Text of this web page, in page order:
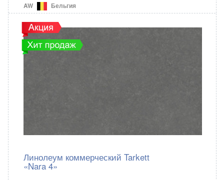
AW Бельгия
Линолеум коммерческий Tarkett
«Nara 4»